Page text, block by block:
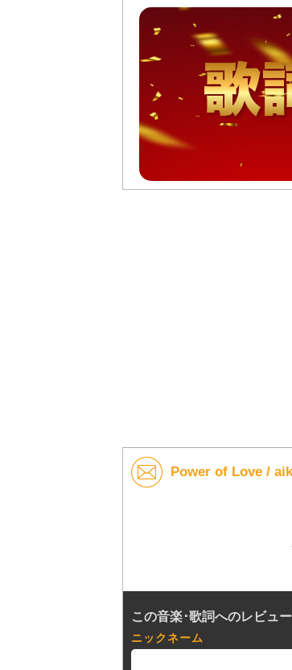
Power of Love /
この音楽･歌詞へのレビュ
ニックネーム